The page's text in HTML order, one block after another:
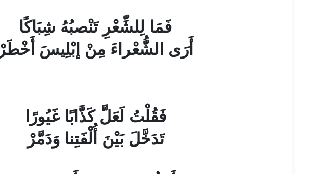
فَمَا لِلشِّعْرِ تَنْصبُهُ شِبَاكًا
أَرَى الشُّعْراءَ مِنْ إبْلِيسَ أَخْطَرْ
فَقُلْتُ لَعَلَّ كَذَّابًا غَيُورًا
تَدَخَّلَ بَيْنَ أُلْفَتِنا وَدَمَّرْ